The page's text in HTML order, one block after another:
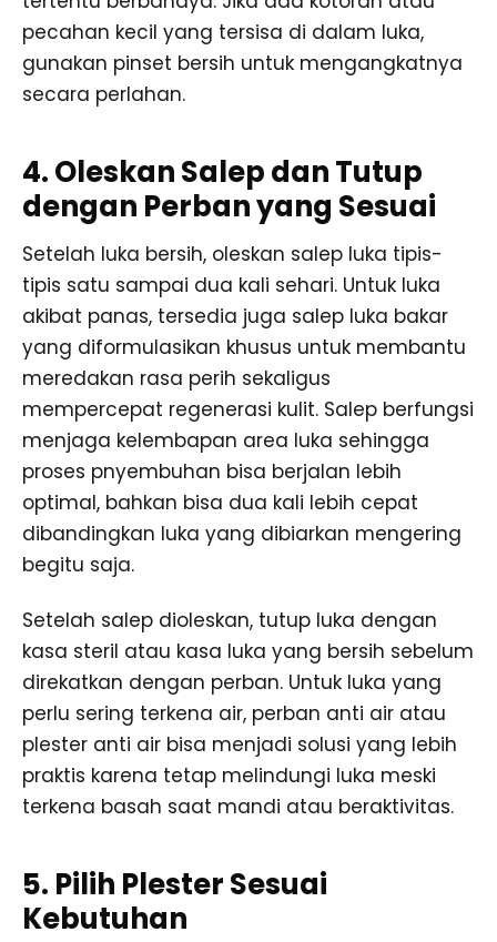
pecahan kecil yang tersisa di dalam luka,
gunakan pinset bersih untuk mengangkatnya
secara perlahan.
4. Oleskan Salep dan Tutup
dengan Perban yang Sesuai
Setelah luka bersih, oleskan salep luka tipis-
tipis satu sampai dua kali sehari. Untuk luka
akibat panas, tersedia juga salep luka bakar
yang diformulasikan khusus untuk membantu
meredakan rasa perih sekaligus
mempercepat regenerasi kulit. Salep berfungsi
menjaga kelembapan area luka sehingga
proses pnyembuhan bisa berjalan lebih
optimal, bahkan bisa dua kali lebih cepat
dibandingkan luka yang dibiarkan mengering
begitu saja.
Setelah salep dioleskan, tutup luka dengan
kasa steril atau kasa luka yang bersih sebelum
direkatkan dengan perban. Untuk luka yang
perlu sering terkena air, perban anti air atau
plester anti air bisa menjadi solusi yang lebih
praktis karena tetap melindungi luka meski
terkena basah saat mandi atau beraktivitas.
5. Pilih Plester Sesuai
Kebutuhan